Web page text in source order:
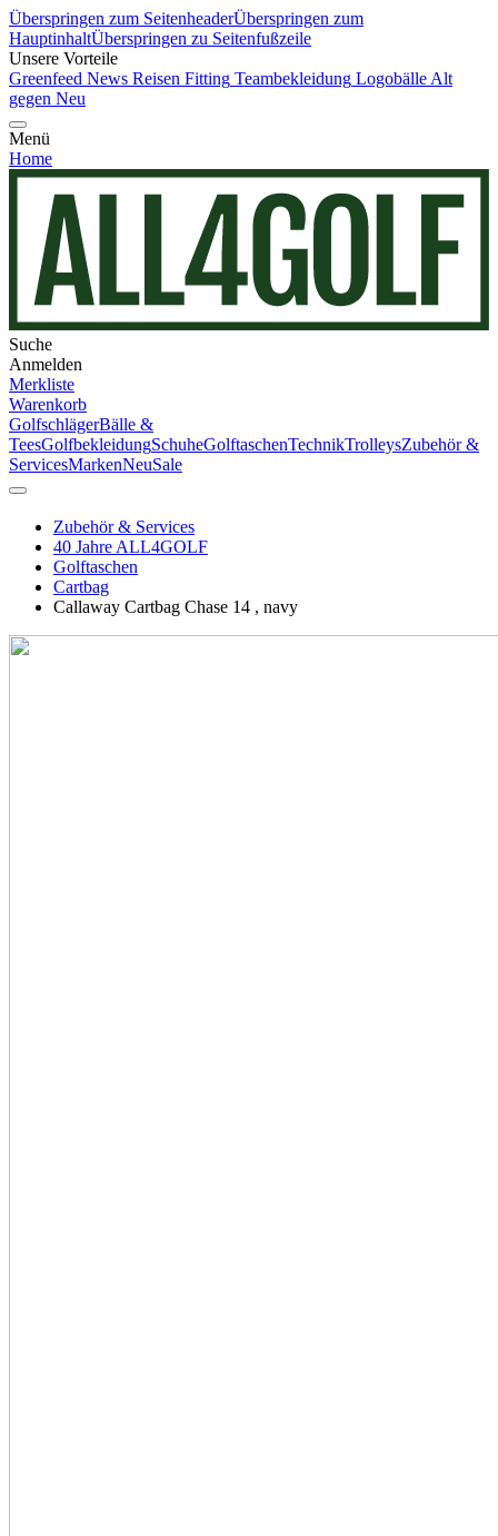
Überspringen zum SeitenheaderÜberspringen zum
HauptinhaltÜberspringen zu Seitenfußzeile
Unsere Vorteile
Greenfeed News Reisen Fitting Teambekleidung Logobälle Alt
gegen Neu
Menü
Home
Suche
Anmelden
Merkliste
Warenkorb
GolfschlägerBälle &
TeesGolfbekleidungSchuheGolftaschenTechnikTrolleysZubehör &
ServicesMarkenNeuSale
Zubehör & Services
40 Jahre ALL4GOLF
Golftaschen
Cartbag
Callaway Cartbag Chase 14 , navy